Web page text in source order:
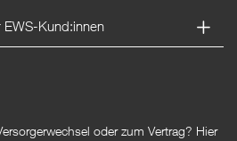
EWS-Kund:innen
oder zum Vertrag? Hier